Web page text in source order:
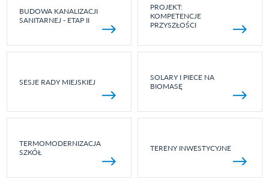
BUDOWA KANALIZACJI
SANITARNEJ - ETAP II
PROJEKT:
KOMPETENCJE
PRZYSZŁOŚCI
SESJE RADY MIEJSKIEJ
SOLARY I PIECE NA
BIOMASĘ
TERMOMODERNIZACJA
SZKÓŁ
TERENY INWESTYCYJNE